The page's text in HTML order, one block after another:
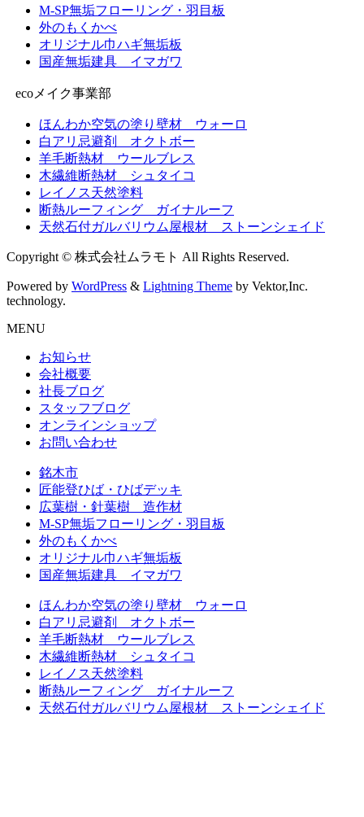
M-SP無垢フローリング・羽目板
外のもくかべ
オリジナル巾ハギ無垢板
国産無垢建具 イマガワ
ecoメイク事業部
ほんわか空気の塗り壁材 ウォーロ
白アリ忌避剤 オクトボー
羊毛断熱材 ウールブレス
木繊維断熱材 シュタイコ
レイノス天然塗料
断熱ルーフィング ガイナルーフ
天然石付ガルバリウム屋根材 ストーンシェイド
Copyright © 株式会社ムラモト All Rights Reserved.
Powered by WordPress & Lightning Theme by Vektor,Inc.
technology.
MENU
お知らせ
会社概要
社長ブログ
スタッフブログ
オンラインショップ
お問い合わせ
銘木市
匠能登ひば・ひばデッキ
広葉樹・針葉樹 造作材
M-SP無垢フローリング・羽目板
外のもくかべ
オリジナル巾ハギ無垢板
国産無垢建具 イマガワ
ほんわか空気の塗り壁材 ウォーロ
白アリ忌避剤 オクトボー
羊毛断熱材 ウールブレス
木繊維断熱材 シュタイコ
レイノス天然塗料
断熱ルーフィング ガイナルーフ
天然石付ガルバリウム屋根材 ストーンシェイド